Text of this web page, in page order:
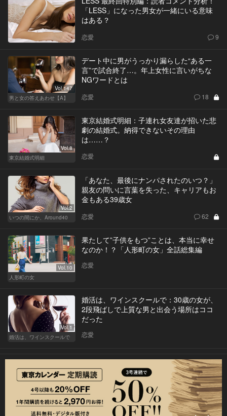
「LESS」になった男女が一緒にいる意味
はある？
恋愛 9
Vol.147
男と女の答えあわせ【A】
デート中に男がうっかり漏らした“ある一
言”で試合終了…。年上女性に言いがちな
NGワードとは
恋愛 18
Vol.8
東京結婚式明細
東京結婚式明細：子連れ女友達が招いた悲
劇の結婚式。納得できないその理由
は……？
恋愛
Vol.2
いつの間にか、Around40
「あなた、最後にナンパされたのいつ？」
親友の問いに言葉を失った、キャリアもお
金もある39歳女
恋愛 62
Vol.10
人形町の女
果たして”子供をもつ”ことは、本当に幸せ
なのか！？「人形町の女」全話総集編
恋愛
Vol.1
婚活は、ワインスクールで
婚活は、ワインスクールで：30歳の女が、
2段飛ばしで上質な男と出会う場所はココ
だった
恋愛